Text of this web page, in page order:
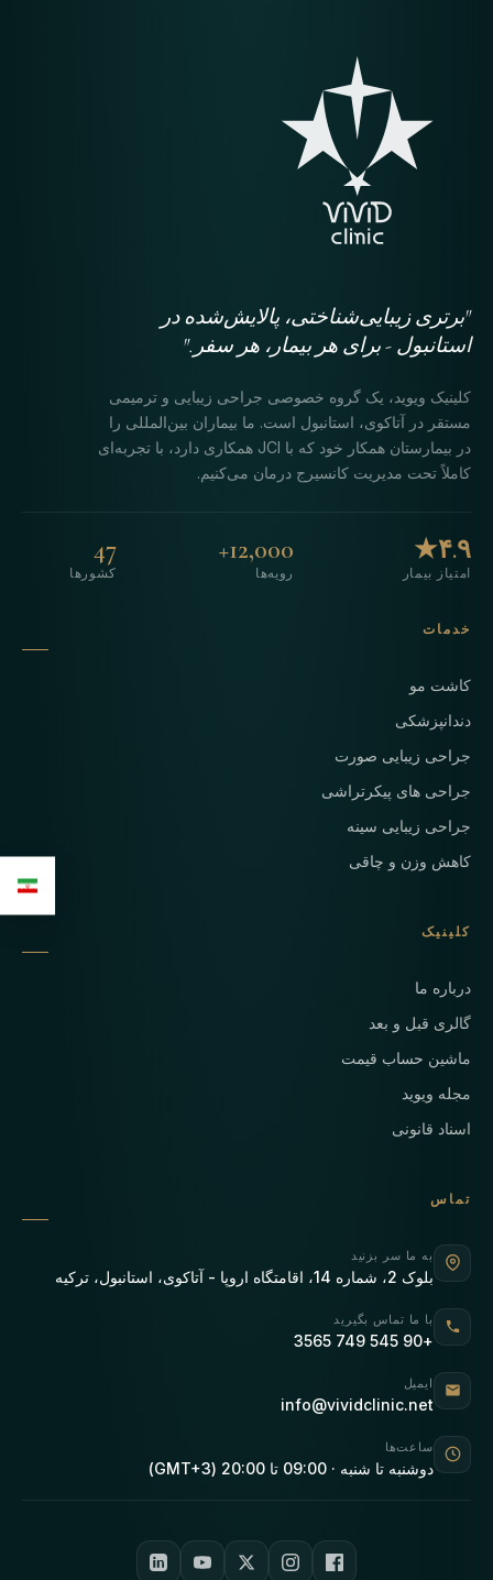
"برتری زیبایی‌شناختی، پالایش‌شده در
استانبول - برای هر بیمار، هر سفر."
کلینیک ویوید، یک گروه خصوصی جراحی زیبایی و ترمیمی
مستقر در آتاکوی، استانبول است. ما بیماران بین‌المللی را
در بیمارستان همکار خود که با JCI همکاری دارد، با تجربه‌ای
کاملاً تحت مدیریت کانسیرج درمان می‌کنیم.
۴.۹★
امتیاز بیمار
12,000+
رویه‌ها
47
کشورها
خدمات
کاشت مو
دندانپزشکی
جراحی زیبایی صورت
جراحی های پیکرتراشی
جراحی زیبایی سینه
کاهش وزن و چاقی
کلینیک
درباره ما
گالری قبل و بعد
ماشین حساب قیمت
مجله ویوید
اسناد قانونی
تماس
به ما سر بزنید
بلوک 2، شماره 14، اقامتگاه اروپا - آتاکوی، استانبول، ترکیه
با ما تماس بگیرید
+90 545 749 3565
ایمیل
info@vividclinic.net
ساعت‌ها
دوشنبه تا شنبه · 09:00 تا 20:00 (GMT+3)